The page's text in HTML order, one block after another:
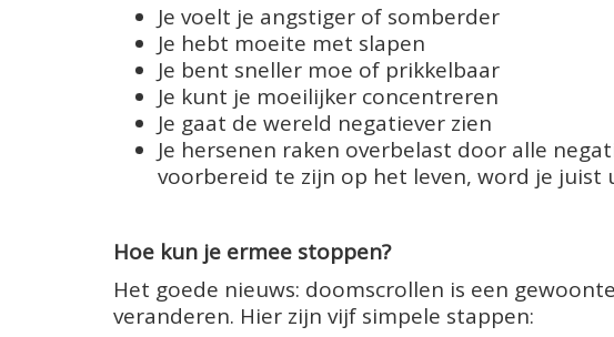
Je voelt je angstiger of somberder
Je hebt moeite met slapen
Je bent sneller moe of prikkelbaar
Je kunt je moeilijker concentreren
Je gaat de wereld negatiever zien
Je hersenen raken overbelast door alle
voorbereid te zijn op het leven, word je juist
Hoe kun je ermee stoppen?
Het goede nieuws: doomscrollen is een
veranderen. Hier zijn vijf simpele stappen: